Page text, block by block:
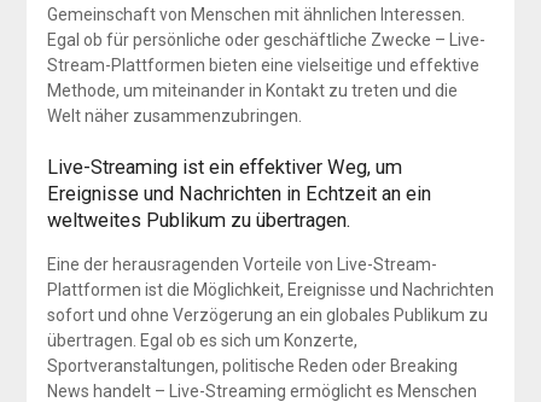
Gemeinschaft von Menschen mit ähnlichen Interessen.
Egal ob für persönliche oder geschäftliche Zwecke – Live-
Stream-Plattformen bieten eine vielseitige und effektive
Methode, um miteinander in Kontakt zu treten und die
Welt näher zusammenzubringen.
Live-Streaming ist ein effektiver Weg, um
Ereignisse und Nachrichten in Echtzeit an ein
weltweites Publikum zu übertragen.
Eine der herausragenden Vorteile von Live-Stream-
Plattformen ist die Möglichkeit, Ereignisse und Nachrichten
sofort und ohne Verzögerung an ein globales Publikum zu
übertragen. Egal ob es sich um Konzerte,
Sportveranstaltungen, politische Reden oder Breaking
News handelt – Live-Streaming ermöglicht es Menschen